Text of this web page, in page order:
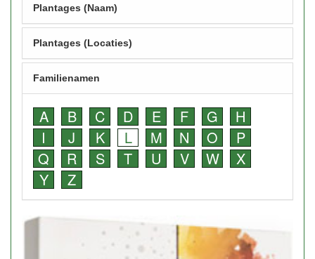
Plantages (Naam)
Plantages (Locaties)
Familienamen
A B C D E F G
H
I
J K L M N O
P
Q
R S T U V W
X
Y
Z